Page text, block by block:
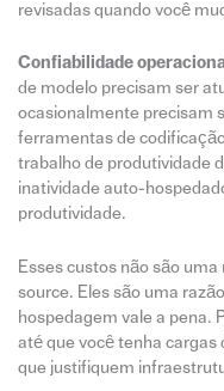
revisadas quando você
Confiabilidade
de modelo precisam ser
ocasionalmente precisam
ferramentas de
trabalho de produtividade
inatividade auto-
produtividade.
Esses custos não são
source. Eles são uma
hospedagem vale a pena.
até que você tenha cargas
que justifiquem